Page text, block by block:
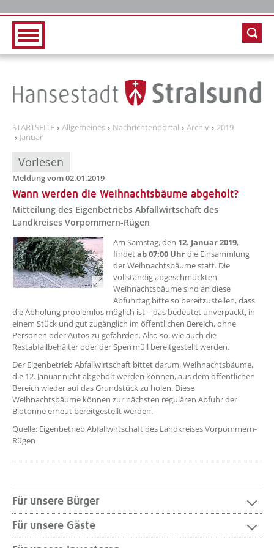
STARTSEITE Allgemeines Nachrichtenportal Archiv
2019
Januar
Vorlesen
Meldung vom 02.01.2019
Wann werden die Weihnachtsbäume abgeholt?
Mitteilung des Eigenbetriebs Abfallwirtschaft des
Landkreises Vorpommern-Rügen
Am Samstag, den 12. Januar 2019,
findetab 07:00 Uhrdie Einsammlung
der Weihnachtsbäume statt. Die
vollständig abgeschmückten
Weihnachtsbäume sind an diese
Abfuhrtag bitte so bereitzustellen, dass
die Abholung problemlos möglich ist – das bedeutet unverpackt, in
einem Stück und gut zugänglich im öffentlichen Bereich, ohne
Personen oder Autos zu gefährden. Also so, wie auch die
Restabfallbehälter oder der Sperrmüll bereitgestellt werden.
Der Eigenbetrieb Abfallwirtschaft bittet darum, Weihnachtsbäume,
die 12. Januar nicht abgeholt werden können, aus dem öffentlichen
Bereich wieder auf das Grundstück zu holen. Diese
Weihnachtsbäume können zur nächsten regulären Abfuhr der
Biotonne erneut bereitgestellt werden.
Quelle: Eigenbetrieb Abfallwirtschaft des Landkreises Vorpommern-
Rügen
Für unsere Bürger
Für unsere Gäste